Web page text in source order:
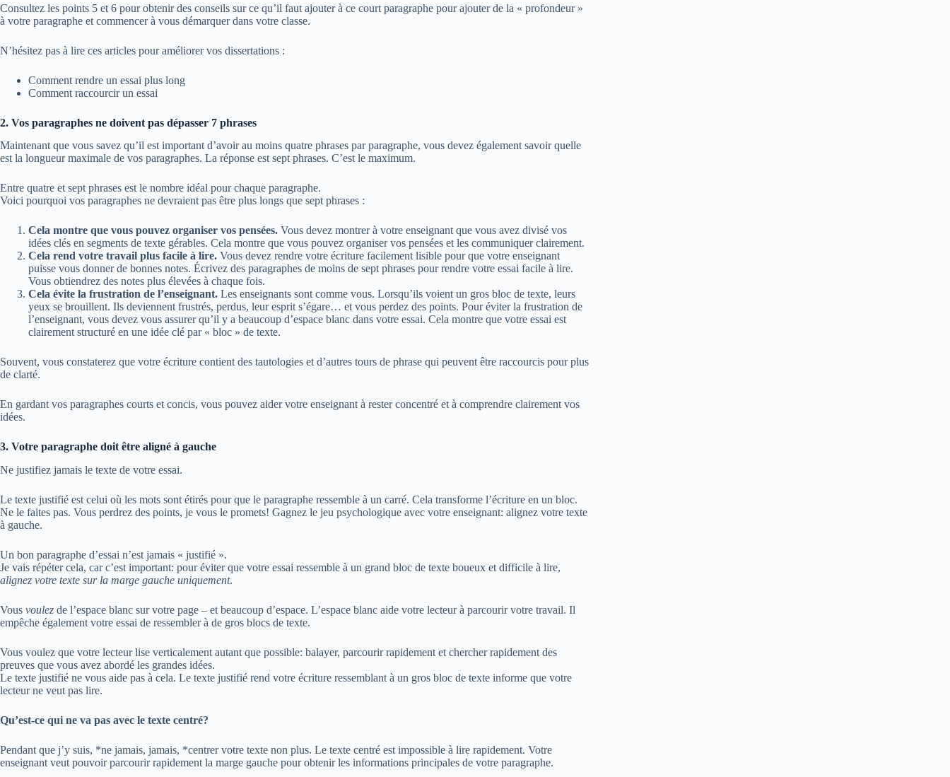
Consultez les points 5 et 6 pour obtenir des conseils sur ce qu’il faut ajouter à ce court paragraphe pour ajouter de la « profondeur »
à votre paragraphe et commencer à vous démarquer dans votre classe.
N’hésitez pas à lire ces articles pour améliorer vos dissertations :
Comment rendre un essai plus long
Comment raccourcir un essai
2. Vos paragraphes ne doivent pas dépasser 7 phrases
Maintenant que vous savez qu’il est important d’avoir au moins quatre phrases par paragraphe, vous devez également savoir quelle
est la longueur maximale de vos paragraphes. La réponse est sept phrases. C’est le maximum.
Entre quatre et sept phrases est le nombre idéal pour chaque paragraphe.
Voici pourquoi vos paragraphes ne devraient pas être plus longs que sept phrases :
Cela montre que vous pouvez organiser vos pensées. Vous devez montrer à votre enseignant que vous avez divisé vos
idées clés en segments de texte gérables. Cela montre que vous pouvez organiser vos pensées et les communiquer clairement.
Cela rend votre travail plus facile à lire. Vous devez rendre votre écriture facilement lisible pour que votre enseignant
puisse vous donner de bonnes notes. Écrivez des paragraphes de moins de sept phrases pour rendre votre essai facile à lire.
Vous obtiendrez des notes plus élevées à chaque fois.
Cela évite la frustration de l’enseignant. Les enseignants sont comme vous. Lorsqu’ils voient un gros bloc de texte, leurs
yeux se brouillent. Ils deviennent frustrés, perdus, leur esprit s’égare… et vous perdez des points. Pour éviter la frustration de
l’enseignant, vous devez vous assurer qu’il y a beaucoup d’espace blanc dans votre essai. Cela montre que votre essai est
clairement structuré en une idée clé par « bloc » de texte.
Souvent, vous constaterez que votre écriture contient des tautologies et d’autres tours de phrase qui peuvent être raccourcis pour plus
de clarté.
En gardant vos paragraphes courts et concis, vous pouvez aider votre enseignant à rester concentré et à comprendre clairement vos
idées.
3. Votre paragraphe doit être aligné à gauche
Ne justifiez jamais le texte de votre essai.
Le texte justifié est celui où les mots sont étirés pour que le paragraphe ressemble à un carré. Cela transforme l’écriture en un bloc.
Ne le faites pas. Vous perdrez des points, je vous le promets! Gagnez le jeu psychologique avec votre enseignant: alignez votre texte
à gauche.
Un bon paragraphe d’essai n’est jamais « justifié ».
Je vais répéter cela, car c’est important: pour éviter que votre essai ressemble à un grand bloc de texte boueux et difficile à lire,
alignez votre texte sur la marge gauche uniquement.
Vous voulez de l’espace blanc sur votre page – et beaucoup d’espace. L’espace blanc aide votre lecteur à parcourir votre travail. Il
empêche également votre essai de ressembler à de gros blocs de texte.
Vous voulez que votre lecteur lise verticalement autant que possible: balayer, parcourir rapidement et chercher rapidement des
preuves que vous avez abordé les grandes idées.
Le texte justifié ne vous aide pas à cela. Le texte justifié rend votre écriture ressemblant à un gros bloc de texte informe que votre
lecteur ne veut pas lire.
Qu’est-ce qui ne va pas avec le texte centré?
Pendant que j’y suis, *ne jamais, jamais, *centrer votre texte non plus. Le texte centré est impossible à lire rapidement. Votre
enseignant veut pouvoir parcourir rapidement la marge gauche pour obtenir les informations principales de votre paragraphe.